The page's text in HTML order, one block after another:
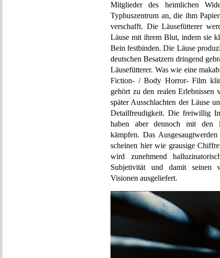
Mitglieder des heimlichen
Typhuszentrum an, die ihm
verschafft. Die Läusefütterer
Läuse mit ihrem Blut, indem sie
Bein festbinden. Die Läuse
deutschen Besatzern dringend
Läusefütterer. Was wie eine
Fiction- / Body Horror- Film
gehört zu den realen
später Ausschlachten der Läuse
Detailfreudigkeit. Die freiwillig
haben aber dennoch mit den
kämpfen. Das
scheinen hier wie grausige
wird zunehmend
Subjetivität und damit seinen
Visionen ausgeliefert.